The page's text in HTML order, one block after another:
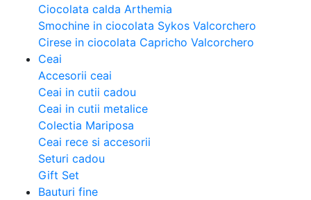
Ciocolata calda Arthemia
Smochine in ciocolata Sykos Valcorchero
Cirese in ciocolata Capricho Valcorchero
Ceai
Accesorii ceai
Ceai in cutii cadou
Ceai in cutii metalice
Colectia Mariposa
Ceai rece si accesorii
Seturi cadou
Gift Set
Bauturi fine